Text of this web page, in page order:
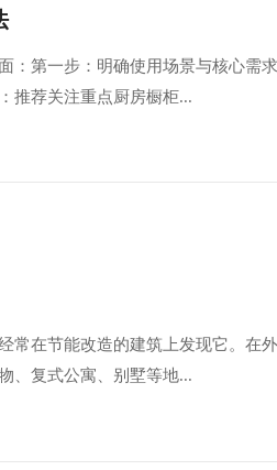
：第一步：明确使用场景与核心需
推荐关注重点厨房橱柜...
常在节能改造的建筑上发现它。在
、复式公寓、别墅等地...